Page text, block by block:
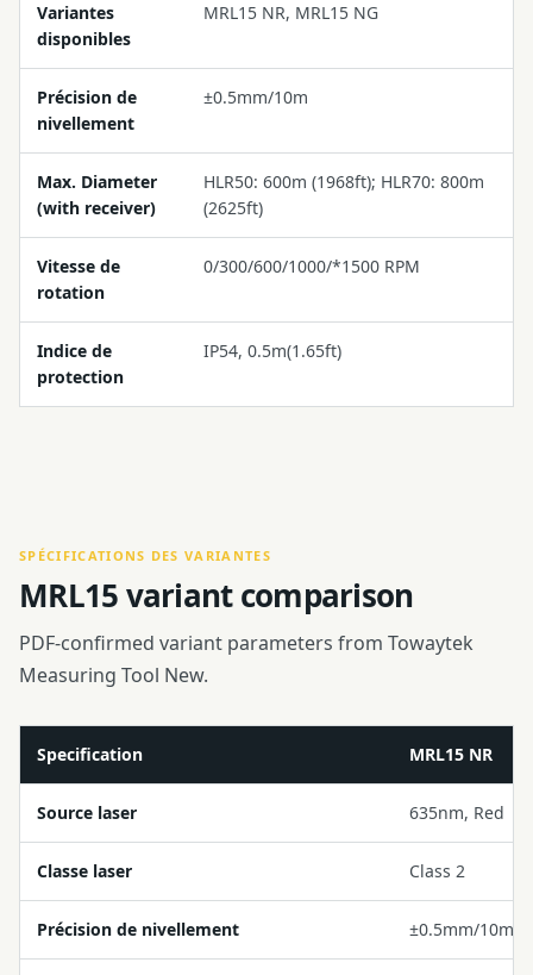
Variantes
disponibles
MRL15 NR, MRL15 NG
Précision de
nivellement
±0.5mm/10m
Max. Diameter
(with receiver)
HLR50: 600m (1968ft); HLR70: 800m
(2625ft)
Vitesse de
rotation
0/300/600/1000/*1500 RPM
Indice de
protection
IP54, 0.5m(1.65ft)
SPÉCIFICATIONS DES VARIANTES
MRL15 variant comparison
PDF-confirmed variant parameters from Towaytek
Measuring Tool New.
Specification MRL15 NR
Source laser 635nm, Red
Classe laser Class 2
Précision de nivellement ±0.5mm/10m